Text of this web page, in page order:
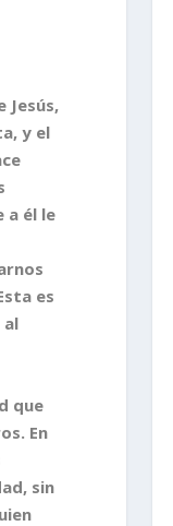
Jesús,
y el
a él le
es
al
que
En
sin